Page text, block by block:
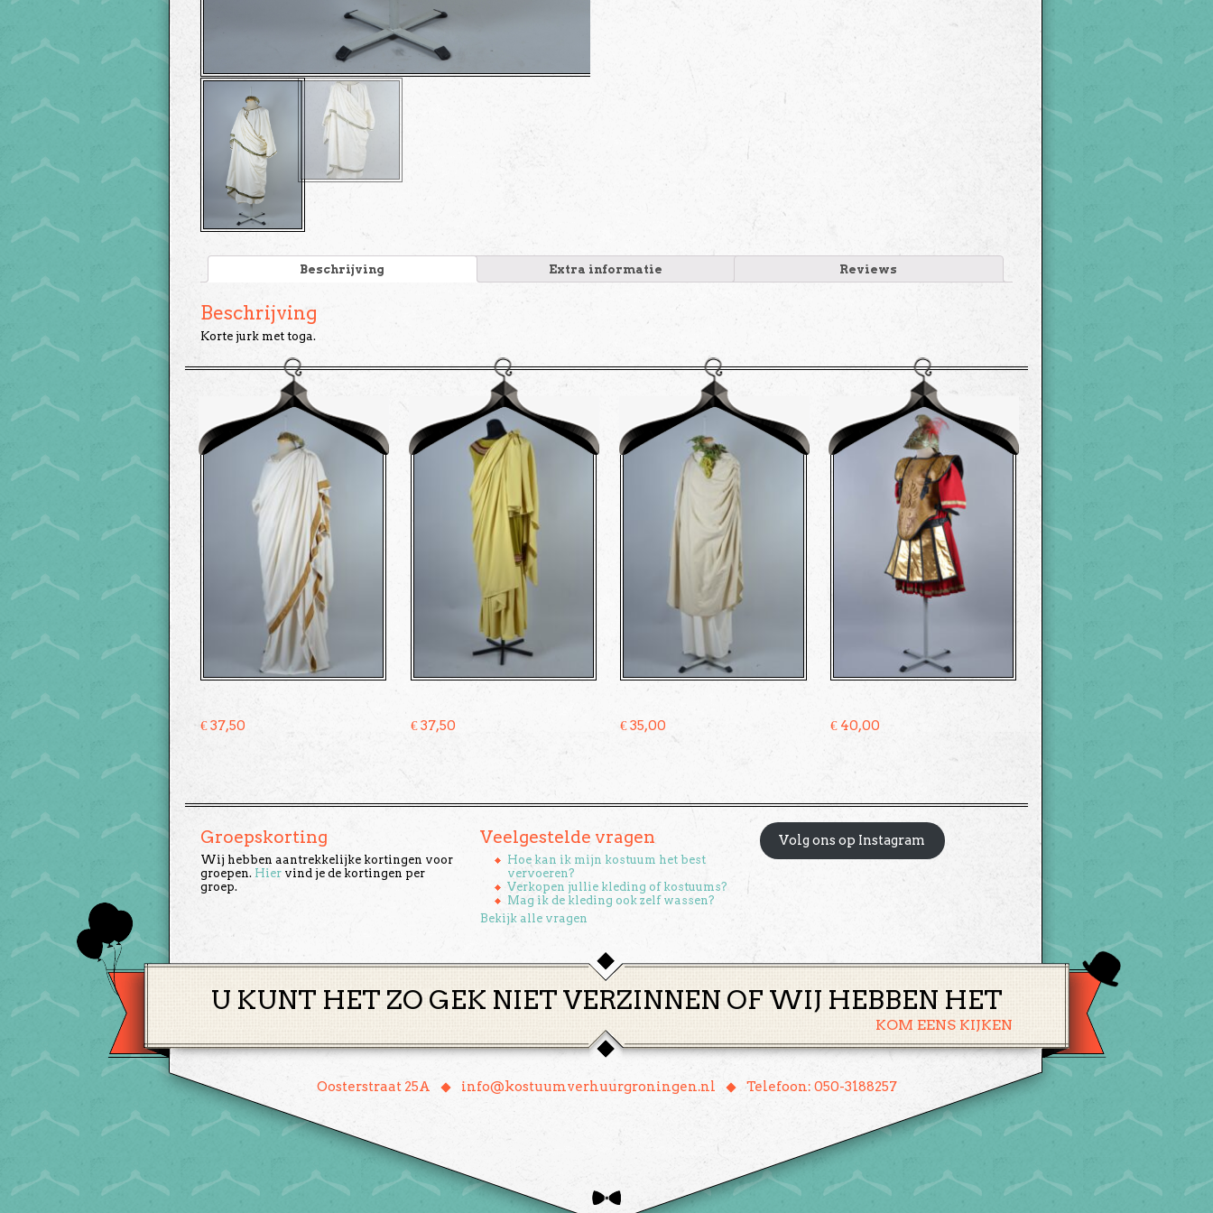
Beschrijving Extra informatie Reviews
Beschrijving
Korte jurk met toga.
€37,50 €37,50 €35,00 €40,00
Groepskorting
Wij hebben aantrekkelijke kortingen voor
groepen. Hier vind je de kortingen per
groep.
Veelgestelde vragen
Hoe kan ik mijn kostuum het best
vervoeren?
Verkopen jullie kleding of kostuums?
Mag ik de kleding ook zelf wassen?
Bekijk alle vragen
Volg ons op Instagram
U KUNT HET ZO GEK NIET VERZINNEN OF WIJ HEBBEN HET
KOM EENS KIJKEN
Oosterstraat 25A ♦info@kostuumverhuurgroningen.nl ♦Telefoon: 050-3188257